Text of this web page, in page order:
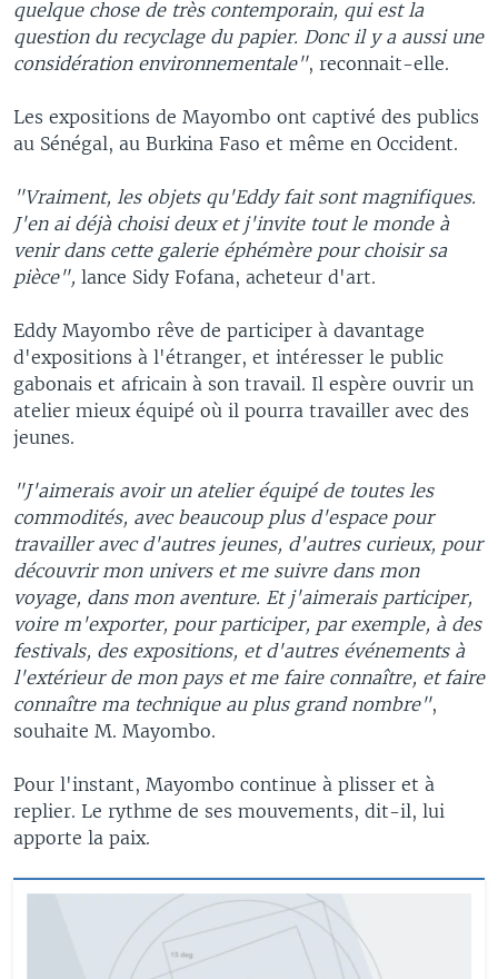
quelque chose de très contemporain, qui est la
question du recyclage du papier. Donc il y a aussi une
considération environnementale", reconnait-elle.
Les expositions de Mayombo ont captivé des publics
au Sénégal, au Burkina Faso et même en Occident.
"Vraiment, les objets qu'Eddy fait sont magnifiques.
J'en ai déjà choisi deux et j'invite tout le monde à
venir dans cette galerie éphémère pour choisir sa
pièce", lance Sidy Fofana, acheteur d'art.
Eddy Mayombo rêve de participer à davantage
d'expositions à l'étranger, et intéresser le public
gabonais et africain à son travail. Il espère ouvrir un
atelier mieux équipé où il pourra travailler avec des
jeunes.
"J'aimerais avoir un atelier équipé de toutes les
commodités, avec beaucoup plus d'espace pour
travailler avec d'autres jeunes, d'autres curieux, pour
découvrir mon univers et me suivre dans mon
voyage, dans mon aventure. Et j'aimerais participer,
voire m'exporter, pour participer, par exemple, à des
festivals, des expositions, et d'autres événements à
l'extérieur de mon pays et me faire connaître, et faire
connaître ma technique au plus grand nombre",
souhaite M. Mayombo.
Pour l'instant, Mayombo continue à plisser et à
replier. Le rythme de ses mouvements, dit-il, lui
apporte la paix.